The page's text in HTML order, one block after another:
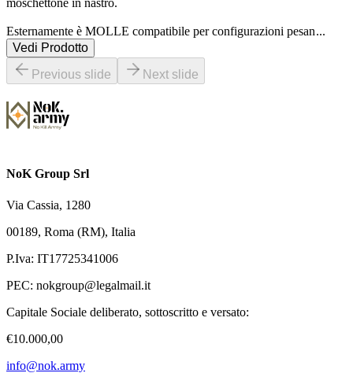
moschettone in nastro.
Esternamente è MOLLE compatibile per configurazioni pesan...
Vedi Prodotto
Previous slide
Next slide
NoK Group Srl
Via Cassia, 1280
00189, Roma (RM), Italia
P.Iva: IT17725341006
PEC: nokgroup@legalmail.it
Capitale Sociale deliberato, sottoscritto e versato:
€10.000,00
info@nok.army